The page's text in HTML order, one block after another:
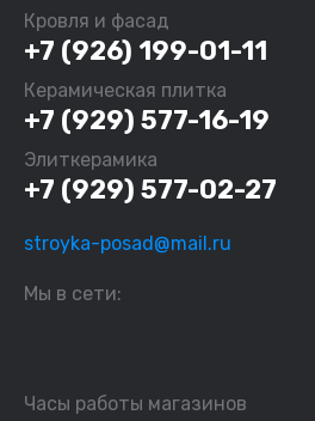
Кровля и фасад
+7 (926) 199-01-11
Керамическая плитка
+7 (929) 577-16-19
Элиткерамика
+7 (929) 577-02-27
stroyka-posad@mail.ru
Мы в сети:
Часы работы магазинов